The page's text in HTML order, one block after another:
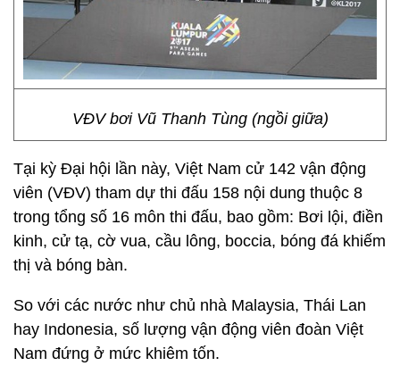
VĐV bơi Vũ Thanh Tùng (ngồi giữa)
Tại kỳ Đại hội lần này, Việt Nam cử 142 vận động
viên (VĐV) tham dự thi đấu 158 nội dung thuộc 8
trong tổng số 16 môn thi đấu, bao gồm: Bơi lội, điền
kinh, cử tạ, cờ vua, cầu lông, boccia, bóng đá khiếm
thị và bóng bàn.
So với các nước như chủ nhà Malaysia, Thái Lan
hay Indonesia, số lượng vận động viên đoàn Việt
Nam đứng ở mức khiêm tốn.